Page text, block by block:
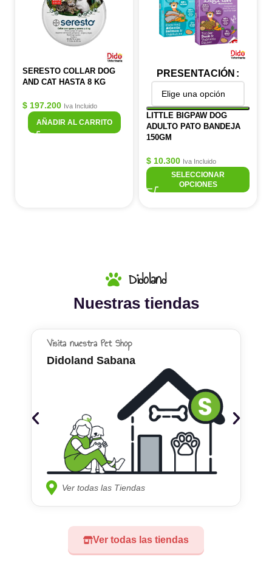
SERESTO COLLAR DOG
AND CAT HASTA 8 KG
$ 197.200 Iva Incluido
AÑADIR AL CARRITO
PRESENTACIÓN
LITTLE BIGPAW DOG
ADULTO PATO BANDEJA
150GM
$ 10.300 Iva Incluido
SELECCIONAR
OPCIONES
Didoland
Nuestras tiendas
Ver todas las tiendas
Visita nuestra Pet Shop
Didoland Sabana
Ver todas las Tiendas